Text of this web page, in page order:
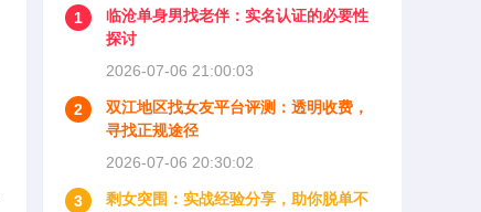
1
临沧单身男找老伴：实名认证的必要性
探讨
2026-07-06 21:00:03
2
双江地区找女友平台评测：透明收费，
寻找正规途径
2026-07-06 20:30:02
3
剩女突围：实战经验分享，助你脱单不